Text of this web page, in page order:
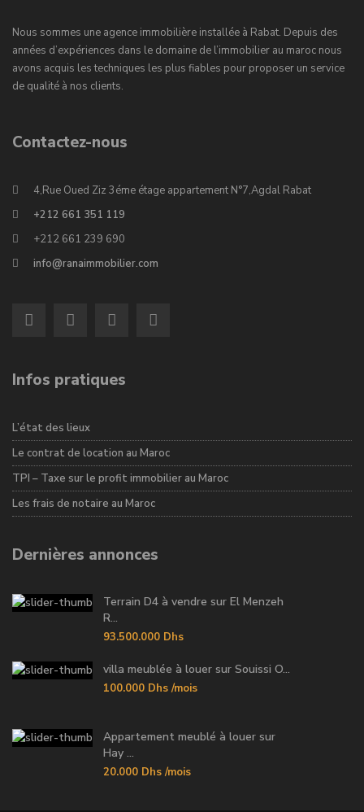
Nous sommes une agence immobilière installée à Rabat. Depuis des
années d’expériences dans le domaine de l’immobilier au maroc nous
avons acquis les techniques les plus fiables pour proposer un service
de qualité à nos clients.
Contactez-nous
4,Rue Oued Ziz 3éme étage appartement N°7,Agdal Rabat
+212 661 351 119
+212 661 239 690
info@ranaimmobilier.com
Infos pratiques
L’état des lieux
Le contrat de location au Maroc
TPI – Taxe sur le profit immobilier au Maroc
Les frais de notaire au Maroc
Dernières annonces
Terrain D4 à vendre sur El Menzeh
R...
93.500.000 Dhs
villa meublée à louer sur Souissi O...
100.000 Dhs /mois
Appartement meublé à louer sur
Hay ...
20.000 Dhs /mois